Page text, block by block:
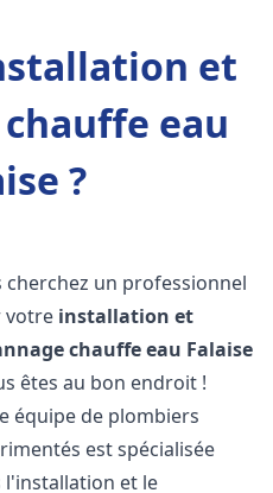
et
eau
?
cherchez un professionnel
votre installation et
chauffe eau Falaise
êtes au bon endroit !
équipe de plombiers
est spécialisée
l'installation et le